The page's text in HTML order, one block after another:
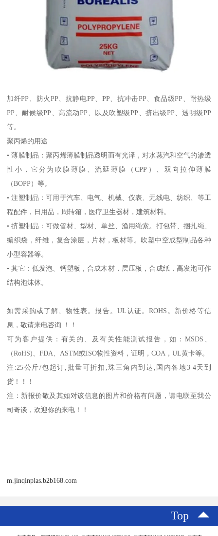
加纤PP 、防火 PP 、抗静电PP PP 、抗冲击PP 、食品级PP 、耐热级
PP 、耐候级PP 、高流动PP 、以及吹塑级PP 、挤出级PP 、透明级PP
等。
聚丙烯的用途
•薄膜制品：聚丙烯薄膜制品透明而有光泽，对水蒸汽和空气的渗透
性小，它分为吹膜薄膜、流延薄膜（CPP ）、双向拉伸薄膜
（BOPP ）等。
•注塑制品：可用于汽车、电气、机械、仪表、无线电、纺织、等工
程配件，日用品，周转箱，医疗卫生器材，建筑材料。
•挤塑制品：可做管材、型材、单丝、渔用绳索。打包带、捆扎绳、
编织袋，纤维，复合涂层，片材，板材等。吹塑中空成型制品各种
小型容器等。
•其它：低发泡、钙塑板，合成木材，层压板，合成纸，高发泡可作
结构泡沫体。
如需采购或了解、物性表。报告。 UL认证。ROHS 。新价格等信
息，敬请来电咨询 ！！
可为客户提供：有关的、及有关性能测试报告，如： MSDS
（RoHS) 、FDA ASTM或ISO物性资料，证明，COA ，UL黄卡等。
注 :25公斤/包起订 批量可折扣 珠三角内到达 国内各地3-4天到
货！！！
注：新报价敬及其如对该信息的图片和价格有问题，请电联至我公
司奇谈，欢迎你的来电！！
m.jinqinplas.b2b168.com
Top